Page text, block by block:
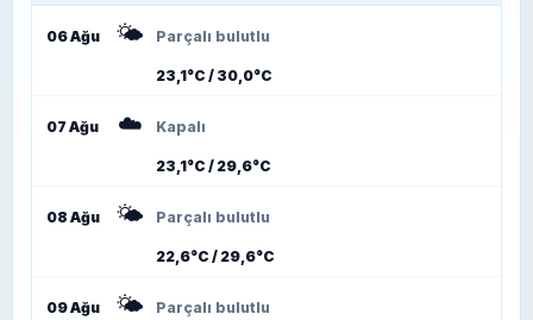
06 Ağu 🌤️ Parçalı bulutlu
23,1°C / 30,0°C
07 Ağu ☁️ Kapalı
23,1°C / 29,6°C
08 Ağu 🌤️ Parçalı bulutlu
22,6°C / 29,6°C
09 Ağu 🌤️ Parçalı bulutlu